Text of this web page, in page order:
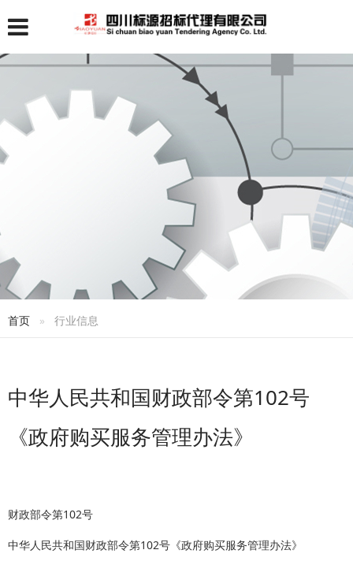
首页 行业信息
中华人民共和国财政部令第102号
《政府购买服务管理办法》
财政部令第102号
中华人民共和国财政部令第102号《政府购买服务管理办法》